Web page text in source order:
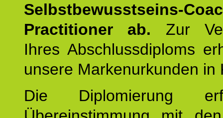
Selbstbewusstseins-
Practitioner ab. Zur
Ihres Abschlussdiploms
unsere Markenurkunden in
Die Diplomierung